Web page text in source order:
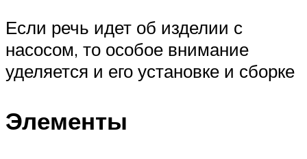
Если речь идет об изделии с
насосом, то особое внимание
уделяется и его установке и сборке
Элементы